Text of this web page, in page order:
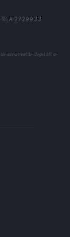
2729933
strumenti digitali e